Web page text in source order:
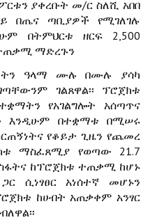
ያቀረቡት መ/ር ስለሺ አበበ
በጤና ጣቢያዎች የሚገለገሉ
በትምህርቱ ዘርፍ 2,500
ማድረጉን
ዓላማ ሙሉ በሙሉ ያሳካ
ገልጸዋል፡፡ ፕሮጀክቱ
የአገልግሎት አሰጣጥና
እንዲሁም በተቋማቱ በሚሠሩ
የቆይታ ጊዜን የጨመረ
ማስፈጸሚያ የወጣው 21.7
ከፕሮጀክቱ ተጠቃሚ ከሆኑ
ሲነፃፀር አነሰተኛ መሆኑን
ከሀብት አጠቃቀም አንፃር